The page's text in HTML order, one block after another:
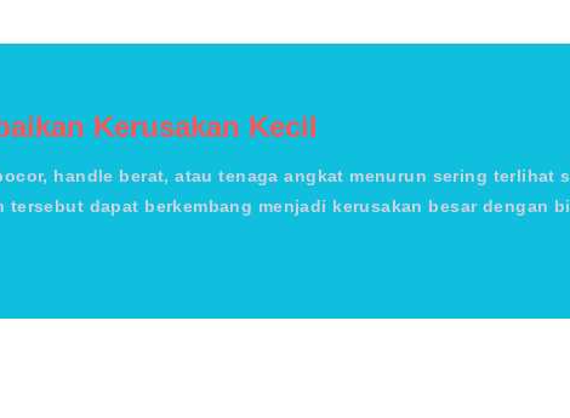
Kerusakan Kecil
handle berat, atau tenaga angkat menurun sering terlihat
tersebut dapat berkembang menjadi kerusakan besar dengan